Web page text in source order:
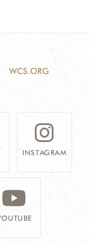
WCS.ORG
INSTAGRAM